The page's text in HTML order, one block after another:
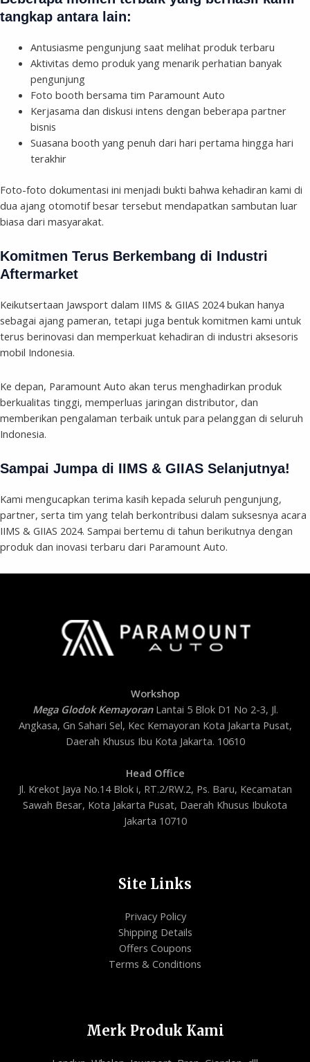
tangkap antara lain:
Antusiasme pengunjung saat melihat produk terbaru
Aktivitas demo produk yang menarik perhatian banyak
pengunjung
Foto booth bersama tim Paramount Auto
Kerjasama dan diskusi intens dengan beberapa partner
bisnis
Suasana booth yang penuh dari hari pertama hingga hari
terakhir
Foto-foto dokumentasi ini menjadi bukti bahwa kehadiran kami di
dua ajang otomotif besar tersebut mendapatkan sambutan luar
biasa dari masyarakat.
Komitmen Terus Berkembang di Industri
Aftermarket
Keikutsertaan Jawsport dalam IIMS & GIIAS 2024 bukan hanya
sebagai ajang pameran, tetapi juga bentuk komitmen kami untuk
terus berinovasi dan memperkuat kehadiran di industri aksesoris
mobil Indonesia.
Ke depan, Paramount Auto akan terus menghadirkan produk
berkualitas tinggi, memperluas jaringan distributor, dan
memberikan pengalaman terbaik untuk para pelanggan di seluruh
Indonesia.
Sampai Jumpa di IIMS & GIIAS Selanjutnya!
Kami mengucapkan terima kasih kepada seluruh pengunjung,
partner, serta tim yang telah berkontribusi dalam suksesnya acara
IIMS & GIIAS 2024. Sampai bertemu di tahun berikutnya dengan
produk dan inovasi terbaru dari Paramount Auto.
Workshop
Mega Glodok KemayoranLantai 5 Blok D1 No 2-3, Jl.
Angkasa, Gn Sahari Sel, Kec Kemayoran Kota Jakarta Pusat,
Daerah Khusus Ibu Kota Jakarta. 10610
Head Office
Jl. Krekot Jaya No.14 Blok i, RT.2/RW.2, Ps. Baru, Kecamatan
Sawah Besar, Kota Jakarta Pusat, Daerah Khusus Ibukota
Jakarta 10710
Site Links
Privacy Policy
Shipping Details
Offers Coupons
Terms & Conditions
Merk Produk Kami